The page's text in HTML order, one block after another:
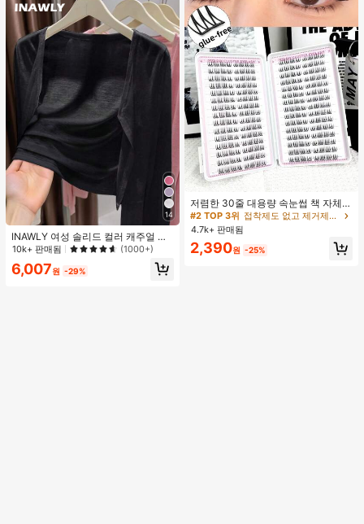
14
INAWLY 여성 솔리드 컬러 캐주얼 얇
은 가디건, 봄/여름
10k+ 판매됨 (1000+)
6,007원 -29%
저렴한 30줄 대용량 속눈썹 책 자체
접착 속눈썹 C컬 속눈썹 만화 속눈썹
고양이 눈 속눈썹 요정 속눈썹 재사용
가능한 접착제 없는 속눈썹 매일 착용
속눈썹
#2 TOP 3위
거의 매진!
#2 TOP 3위
접착제도 없고 제거제도 필요 없음 개별 속눈썹
거의 매진!
#2 TOP 3위
접착제도 없고 제거제도 필요 없음 개별 속눈썹
거의 매진!
#2 TOP 3위
접착제도 없고 제거제도 필요 없음 개별 속눈썹
4.7k+ 판매됨
2,390원 -25%